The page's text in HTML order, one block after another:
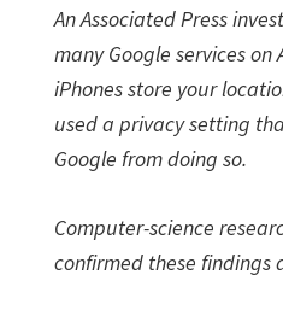
An Associated Press
many Google services
iPhones store your
used a privacy setting
Google from doing so.
Computer-science
confirmed these findings